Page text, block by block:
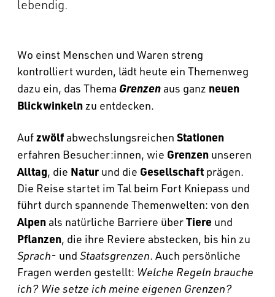
lebendig.
Wo einst Menschen und Waren streng
kontrolliert wurden, lädt heute ein Themenweg
dazu ein, das Thema Grenzen aus ganz neuen
Blickwinkeln zu entdecken.
Aufzwölfabwechslungsreichen Stationen
erfahren Besucher:innen, wie Grenzen unseren
Alltag, die Naturund die Gesellschaft prägen.
Die Reise startet im Tal beim Fort Kniepass und
führt durch spannende Themenwelten: von den
Alpen als natürliche Barriere überTiere und
Pflanzen, die ihre Reviere abstecken, bis hin zu
Sprach- und Staatsgrenzen. Auch persönliche
Fragen werden gestellt: Welche Regeln brauche
ich? Wie setze ich meine eigenen Grenzen?